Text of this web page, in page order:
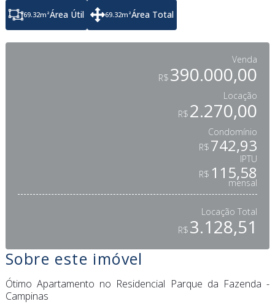
69.32m²Área Útil 69.32m²Área Total
Venda
R$ 390.000,00
Locação
R$ 2.270,00
Condomínio
R$ 742,93
IPTU
R$ 115,58
mensal
Locação Total
R$ 3.128,51
Sobre este imóvel
Ótimo Apartamento no Residencial Parque da Fazenda -
Campinas